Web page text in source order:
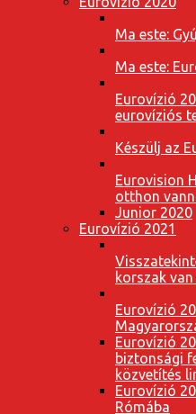
Ma este:
Ma este:
Eurovízió
eurovíziós
Készülj az
Eurovision
otthon
Junior 2020
Eurovízió 2021
korszak
Eurovízió
Eurovízió
biztonsági
közvetítés
Eurovízió
Rómába